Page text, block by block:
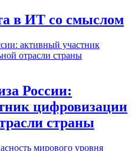
в ИТ со смыслом
России:
цифровизации
страны